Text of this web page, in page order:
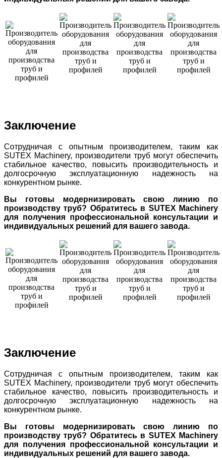
Заключение
Сотрудничая с опытным производителем, таким как
SUTEX Machinery, производители труб могут обеспечить
стабильное качество, повысить производительность и
долгосрочную эксплуатационную надежность на
конкурентном рынке.
Вы готовы модернизировать свою линию по
производству труб? Обратитесь в SUTEX Machinery
для получения профессиональной консультации и
индивидуальных решений для вашего завода.
Заключение
Сотрудничая с опытным производителем, таким как
SUTEX Machinery, производители труб могут обеспечить
стабильное качество, повысить производительность и
долгосрочную эксплуатационную надежность на
конкурентном рынке.
Вы готовы модернизировать свою линию по
производству труб? Обратитесь в SUTEX Machinery
для получения профессиональной консультации и
индивидуальных решений для вашего завода.